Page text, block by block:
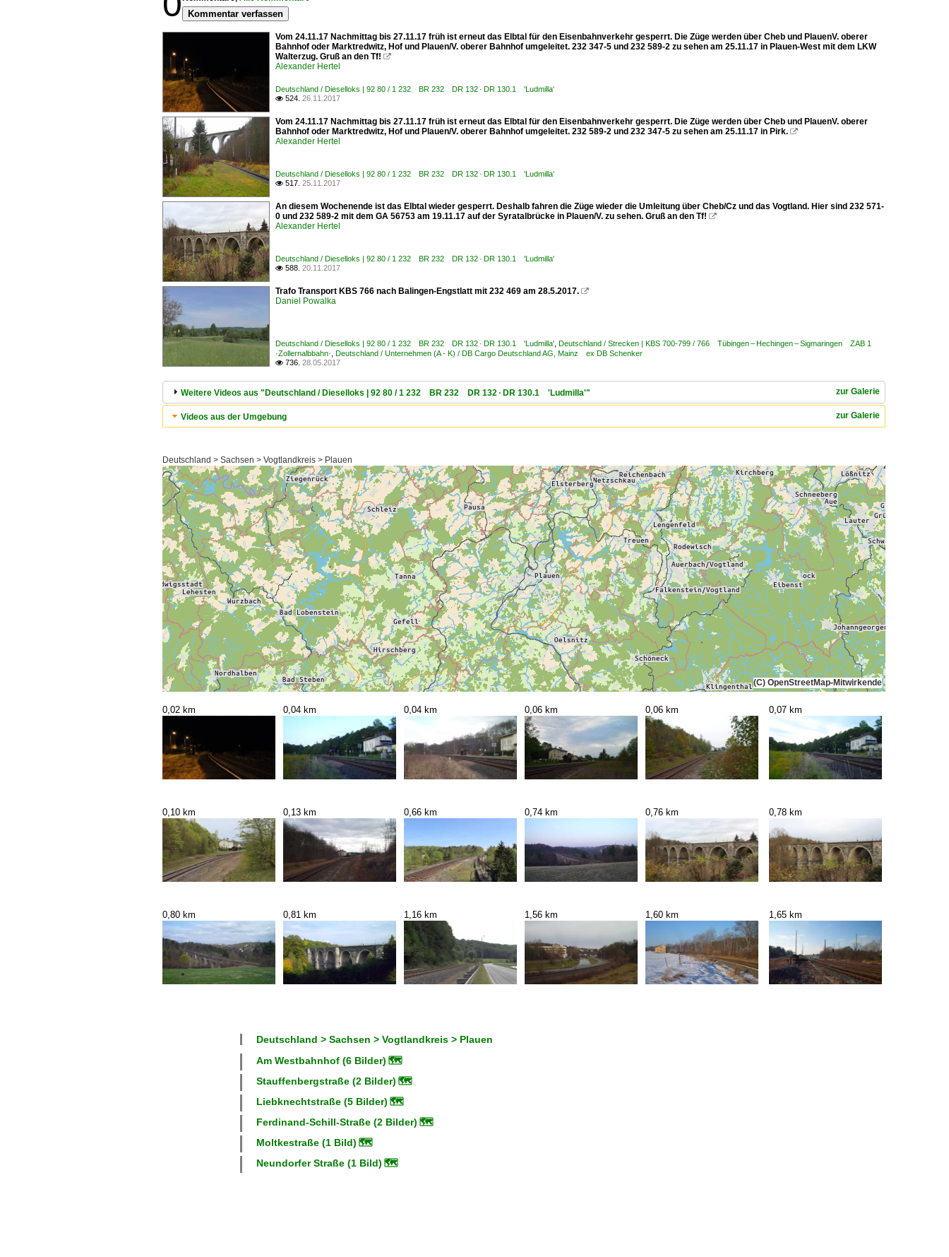
Kommentar verfassen
Vom 24.11.17 Nachmittag bis 27.11.17 früh ist erneut das Elbtal für den Eisenbahnverkehr gesperrt. Die Züge werden über Cheb und PlauenV. oberer
Bahnhof oder Marktredwitz, Hof und Plauen/V. oberer Bahnhof umgeleitet. 232 347-5 und 232 589-2 zu sehen am 25.11.17 in Plauen-West mit dem LKW
Walterzug. Gruß an den Tf! 
Alexander Hertel
Deutschland / Dieselloks | 92 80 / 1 232 BR 232 DR 132 · DR 130.1 'Ludmilla'
 524. 26.11.2017
Vom 24.11.17 Nachmittag bis 27.11.17 früh ist erneut das Elbtal für den Eisenbahnverkehr gesperrt. Die Züge werden über Cheb und PlauenV. oberer
Bahnhof oder Marktredwitz, Hof und Plauen/V. oberer Bahnhof umgeleitet. 232 589-2 und 232 347-5 zu sehen am 25.11.17 in Pirk. 
Alexander Hertel
Deutschland / Dieselloks | 92 80 / 1 232 BR 232 DR 132 · DR 130.1 'Ludmilla'
 517. 25.11.2017
An diesem Wochenende ist das Elbtal wieder gesperrt. Deshalb fahren die Züge wieder die Umleitung über Cheb/Cz und das Vogtland. Hier sind 232 571-
0 und 232 589-2 mit dem GA 56753 am 19.11.17 auf der Syratalbrücke in Plauen/V. zu sehen. Gruß an den Tf! 
Alexander Hertel
Deutschland / Dieselloks | 92 80 / 1 232 BR 232 DR 132 · DR 130.1 'Ludmilla'
 588. 20.11.2017
Trafo Transport KBS 766 nach Balingen-Engstlatt mit 232 469 am 28.5.2017. 
Daniel Powalka
Deutschland / Dieselloks | 92 80 / 1 232 BR 232 DR 132 · DR 130.1 'Ludmilla' Deutschland / Strecken | KBS 700-799 / 766 Tübingen – Hechingen – Sigmaringen ZAB 1
·Zollernalbbahn· Deutschland / Unternehmen (A - K) / DB Cargo Deutschland AG, Mainz ex DB Schenker
 736. 28.05.2017
zur Galerie
Weitere Videos aus "Deutschland / Dieselloks | 92 80 / 1 232 BR 232 DR 132 · DR 130.1 'Ludmilla'"
zur Galerie
Videos aus der Umgebung
Deutschland > Sachsen > Vogtlandkreis > Plauen
(C) OpenStreetMap-Mitwirkende
0,02 km 0,04 km 0,04 km 0,06 km 0,06 km 0,07 km
0,10 km 0,13 km 0,66 km 0,74 km 0,76 km 0,78 km
0,80 km 0,81 km 1,16 km 1,56 km 1,60 km 1,65 km
Deutschland > Sachsen > Vogtlandkreis > Plauen
Am Westbahnhof (6 Bilder) 🗺
Stauffenbergstraße (2 Bilder) 🗺
Liebknechtstraße (5 Bilder) 🗺
Ferdinand-Schill-Straße (2 Bilder) 🗺
Moltkestraße (1 Bild) 🗺
Neundorfer Straße (1 Bild) 🗺